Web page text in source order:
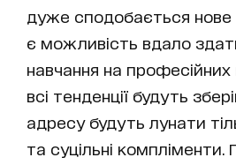
дуже сподобається нове
є можливість вдало
навчання на професійних
всі тенденції будуть
адресу будуть лунати
та суцільні компліменти.